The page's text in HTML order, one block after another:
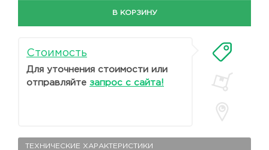
В КОРЗИНУ
Стоимость
Для уточнения стоимости или
отправляйте запрос с сайта!
ТЕХНИЧЕСКИЕ ХАРАКТЕРИСТИКИ